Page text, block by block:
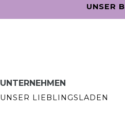
UNSER
UNTERNEHMEN
UNSER LIEBLINGSLADEN